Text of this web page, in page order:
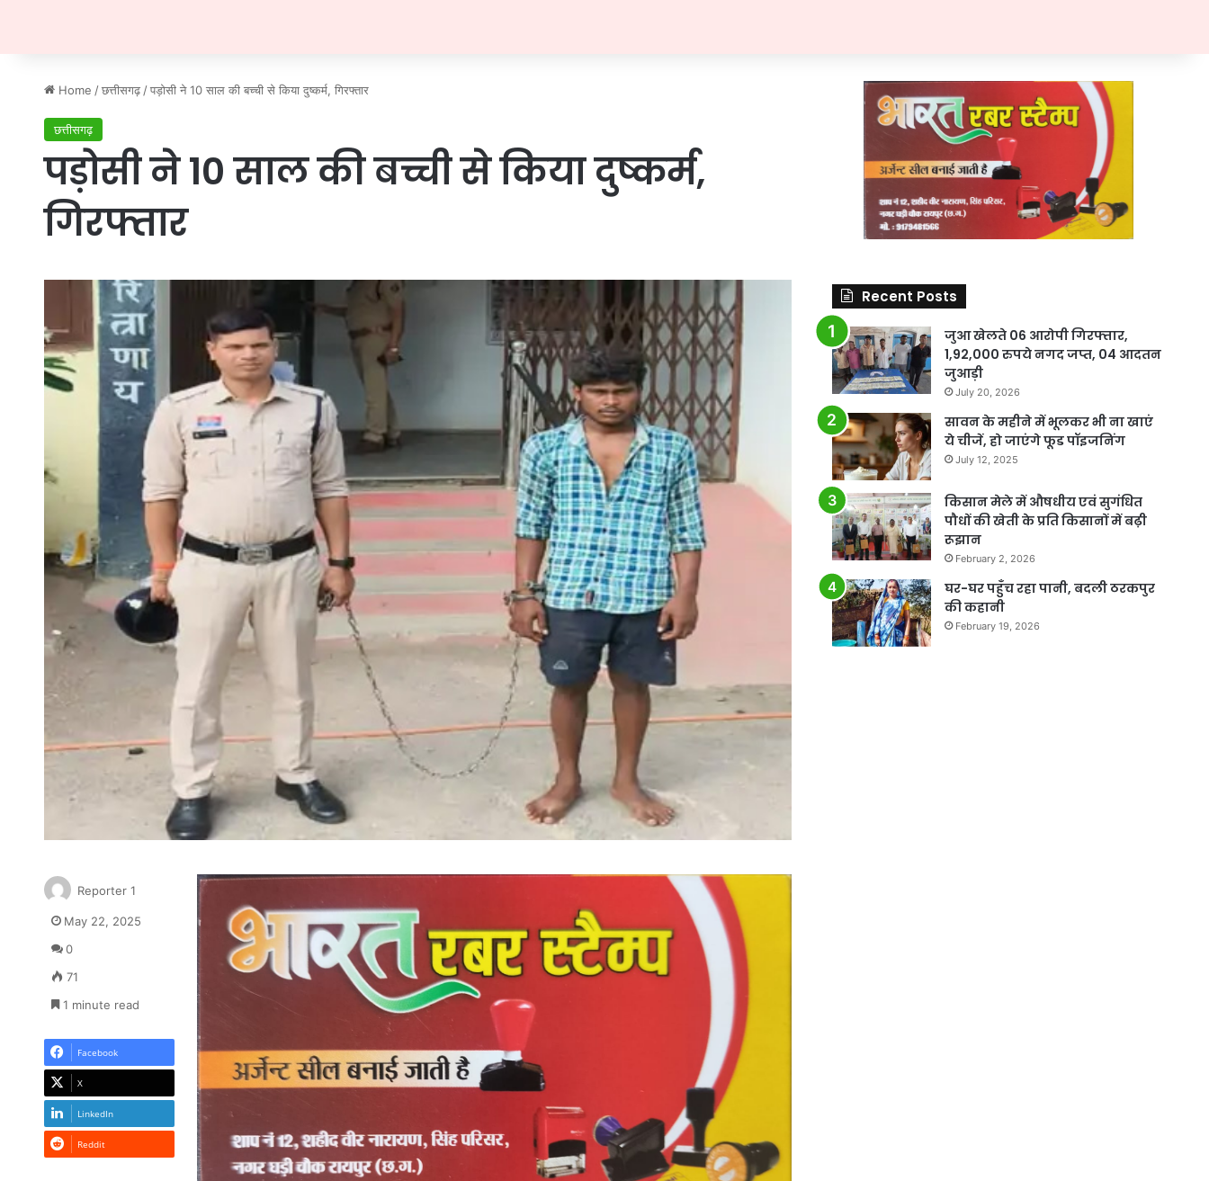
Home / छत्तीसगढ़ / पड़ोसी ने 10 साल की बच्ची से किया दुष्कर्म, गिरफ्तार
छत्तीसगढ़
पड़ोसी ने 10 साल की बच्ची से किया दुष्कर्म,
गिरफ्तार
Reporter 1
May 22, 2025
0
71
1 minute read
Facebook
X
LinkedIn
Reddit
Recent Posts
जुआ खेलते 06 आरोपी गिरफ्तार,
1,92,000 रुपये नगद जप्त, 04 आदतन
जुआड़ी
July 20, 2026
सावन के महीने में भूलकर भी ना खाएं
ये चीजें, हो जाएंगे फूड पॉइजनिंग
July 12, 2025
किसान मेले में औषधीय एवं सुगंधित
पौधों की खेती के प्रति किसानों में बढ़ी
रूझान
February 2, 2026
घर-घर पहुँच रहा पानी, बदली ठरकपुर
की कहानी
February 19, 2026